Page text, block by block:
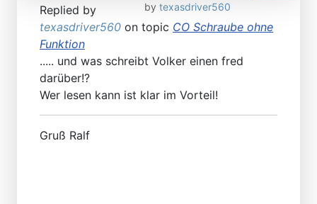
by texasdriver560
Replied by
texasdriver560 on topic CO Schraube ohne
Funktion
..... und was schreibt Volker einen fred
darüber!?
Wer lesen kann ist klar im Vorteil!
Gruß Ralf